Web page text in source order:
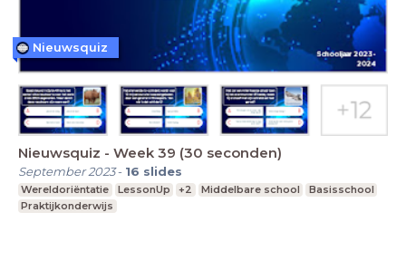
Nieuwsquiz - Week 39 (30 seconden)
September 2023- 16 slides
Wereldoriëntatie LessonUp +2 Middelbare school
Basisschool
Praktijkonderwijs
Nieuwsquiz